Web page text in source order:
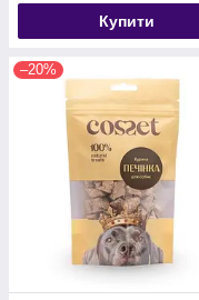
Купити
–20%